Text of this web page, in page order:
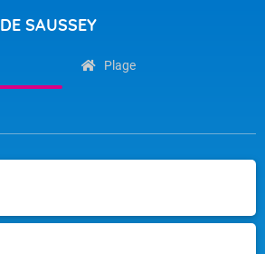
SAUSSEY
Plage